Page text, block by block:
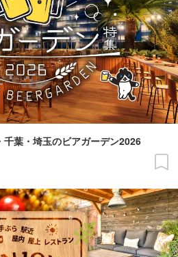
千葉・埼玉のビアガーデン2026